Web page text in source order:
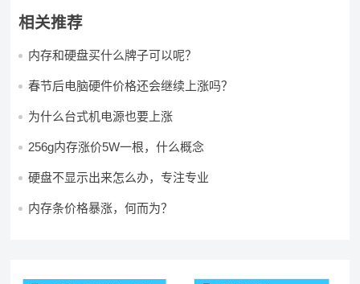
相关推荐
内存和硬盘买什么牌子可以呢？
春节后电脑硬件价格还会继续上涨吗？
为什么台式机电源也要上涨
256g内存涨价5W一根，什么概念
硬盘不显示出来怎么办，专注专业
内存条价格暴涨，何而为？